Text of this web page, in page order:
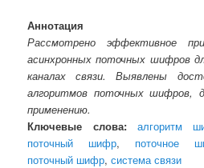
Аннотация
Рассмотрено эффективное
асинхронных поточных шифров
каналах связи. Выявлены
алгоритмов поточных шифров,
применению.
Ключевые слова:
алгоритм
поточный шифр, поточное
поточный шифр,система связи